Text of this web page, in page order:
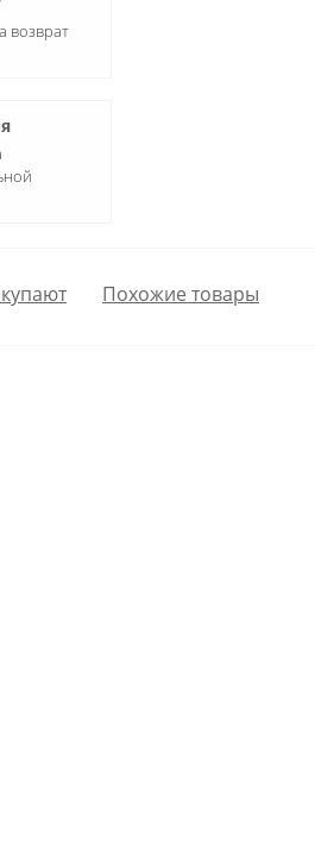
возврат
Похожие товары